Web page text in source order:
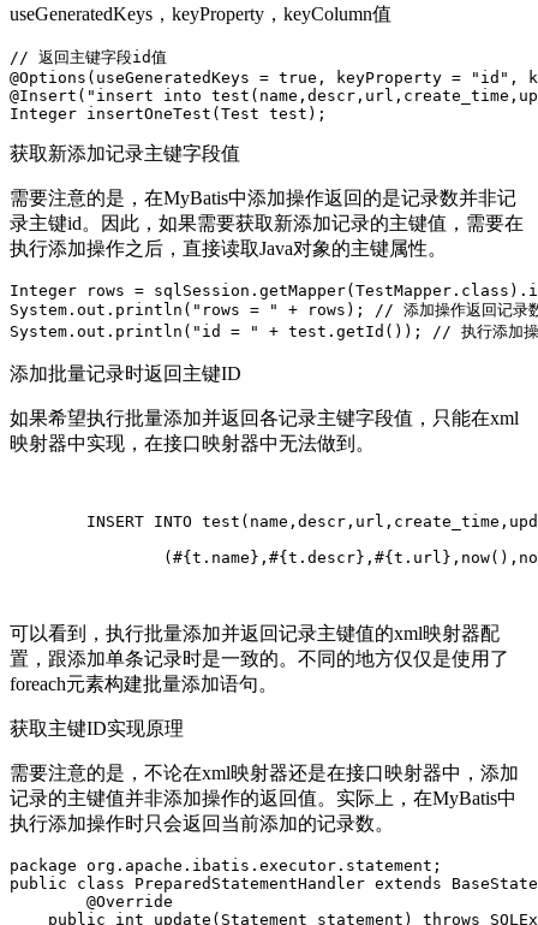
useGeneratedKeys，keyProperty，keyColumn值
// 返回主键字段id值
@Options(useGeneratedKeys = true, keyProperty = "id",
@Insert("insert into
获取新添加记录主键字段值
需要注意的是，在MyBatis中添加操作返回的是记录数并非记
录主键id。因此，如果需要获取新添加记录的主键值，需要在
执行添加操作之后，直接读取Java对象的主键属性。
Integer rows =
System.out.println("rows = " + rows); // 添加操作返回记录
添加批量记录时返回主键ID
如果希望执行批量添加并返回各记录主键字段值，只能在xml
映射器中实现，在接口映射器中无法做到。
可以看到，执行批量添加并返回记录主键值的xml映射器配
置，跟添加单条记录时是一致的。不同的地方仅仅是使用了
foreach元素构建批量添加语句。
获取主键ID实现原理
需要注意的是，不论在xml映射器还是在接口映射器中，添加
记录的主键值并非添加操作的返回值。实际上，在MyBatis中
执行添加操作时只会返回当前添加的记录数。
package org.apache.ibatis.executor.statement;
public class PreparedStatementHandler extends
public int update(Statement statement) throws